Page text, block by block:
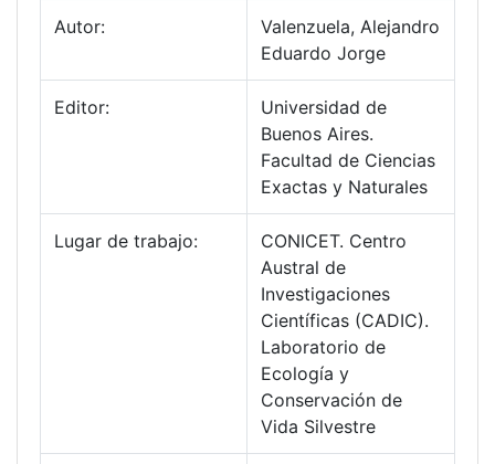
Autor:
Valenzuela, Alejandro
Eduardo Jorge
Editor:
Universidad de
Buenos Aires.
Facultad de Ciencias
Exactas y Naturales
Lugar de trabajo:
CONICET. Centro
Austral de
Investigaciones
Científicas (CADIC).
Laboratorio de
Ecología y
Conservación de
Vida Silvestre